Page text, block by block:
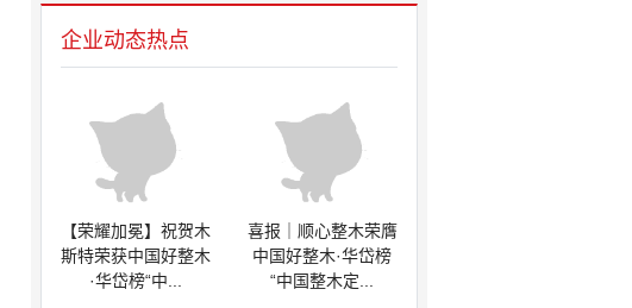
企业动态热点
【荣耀加冕】祝贺木
斯特荣获中国好整木
·华岱榜“中...
喜报｜顺心整木荣膺
中国好整木·华岱榜
“中国整木定...